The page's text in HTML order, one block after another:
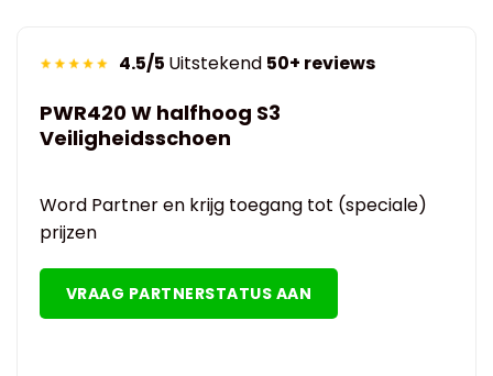
4.5/5 Uitstekend 50+ reviews
PWR420 W halfhoog S3
Veiligheidsschoen
Word Partner en krijg toegang tot (speciale)
prijzen
VRAAG PARTNERSTATUS AAN